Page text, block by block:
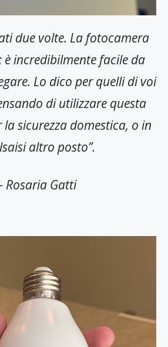
due volte. La fotocamera
incredibilmente facile da
Lo dico per quelli di voi
di utilizzare questa
sicurezza domestica, o in
altro posto”.
Rosaria Gatti